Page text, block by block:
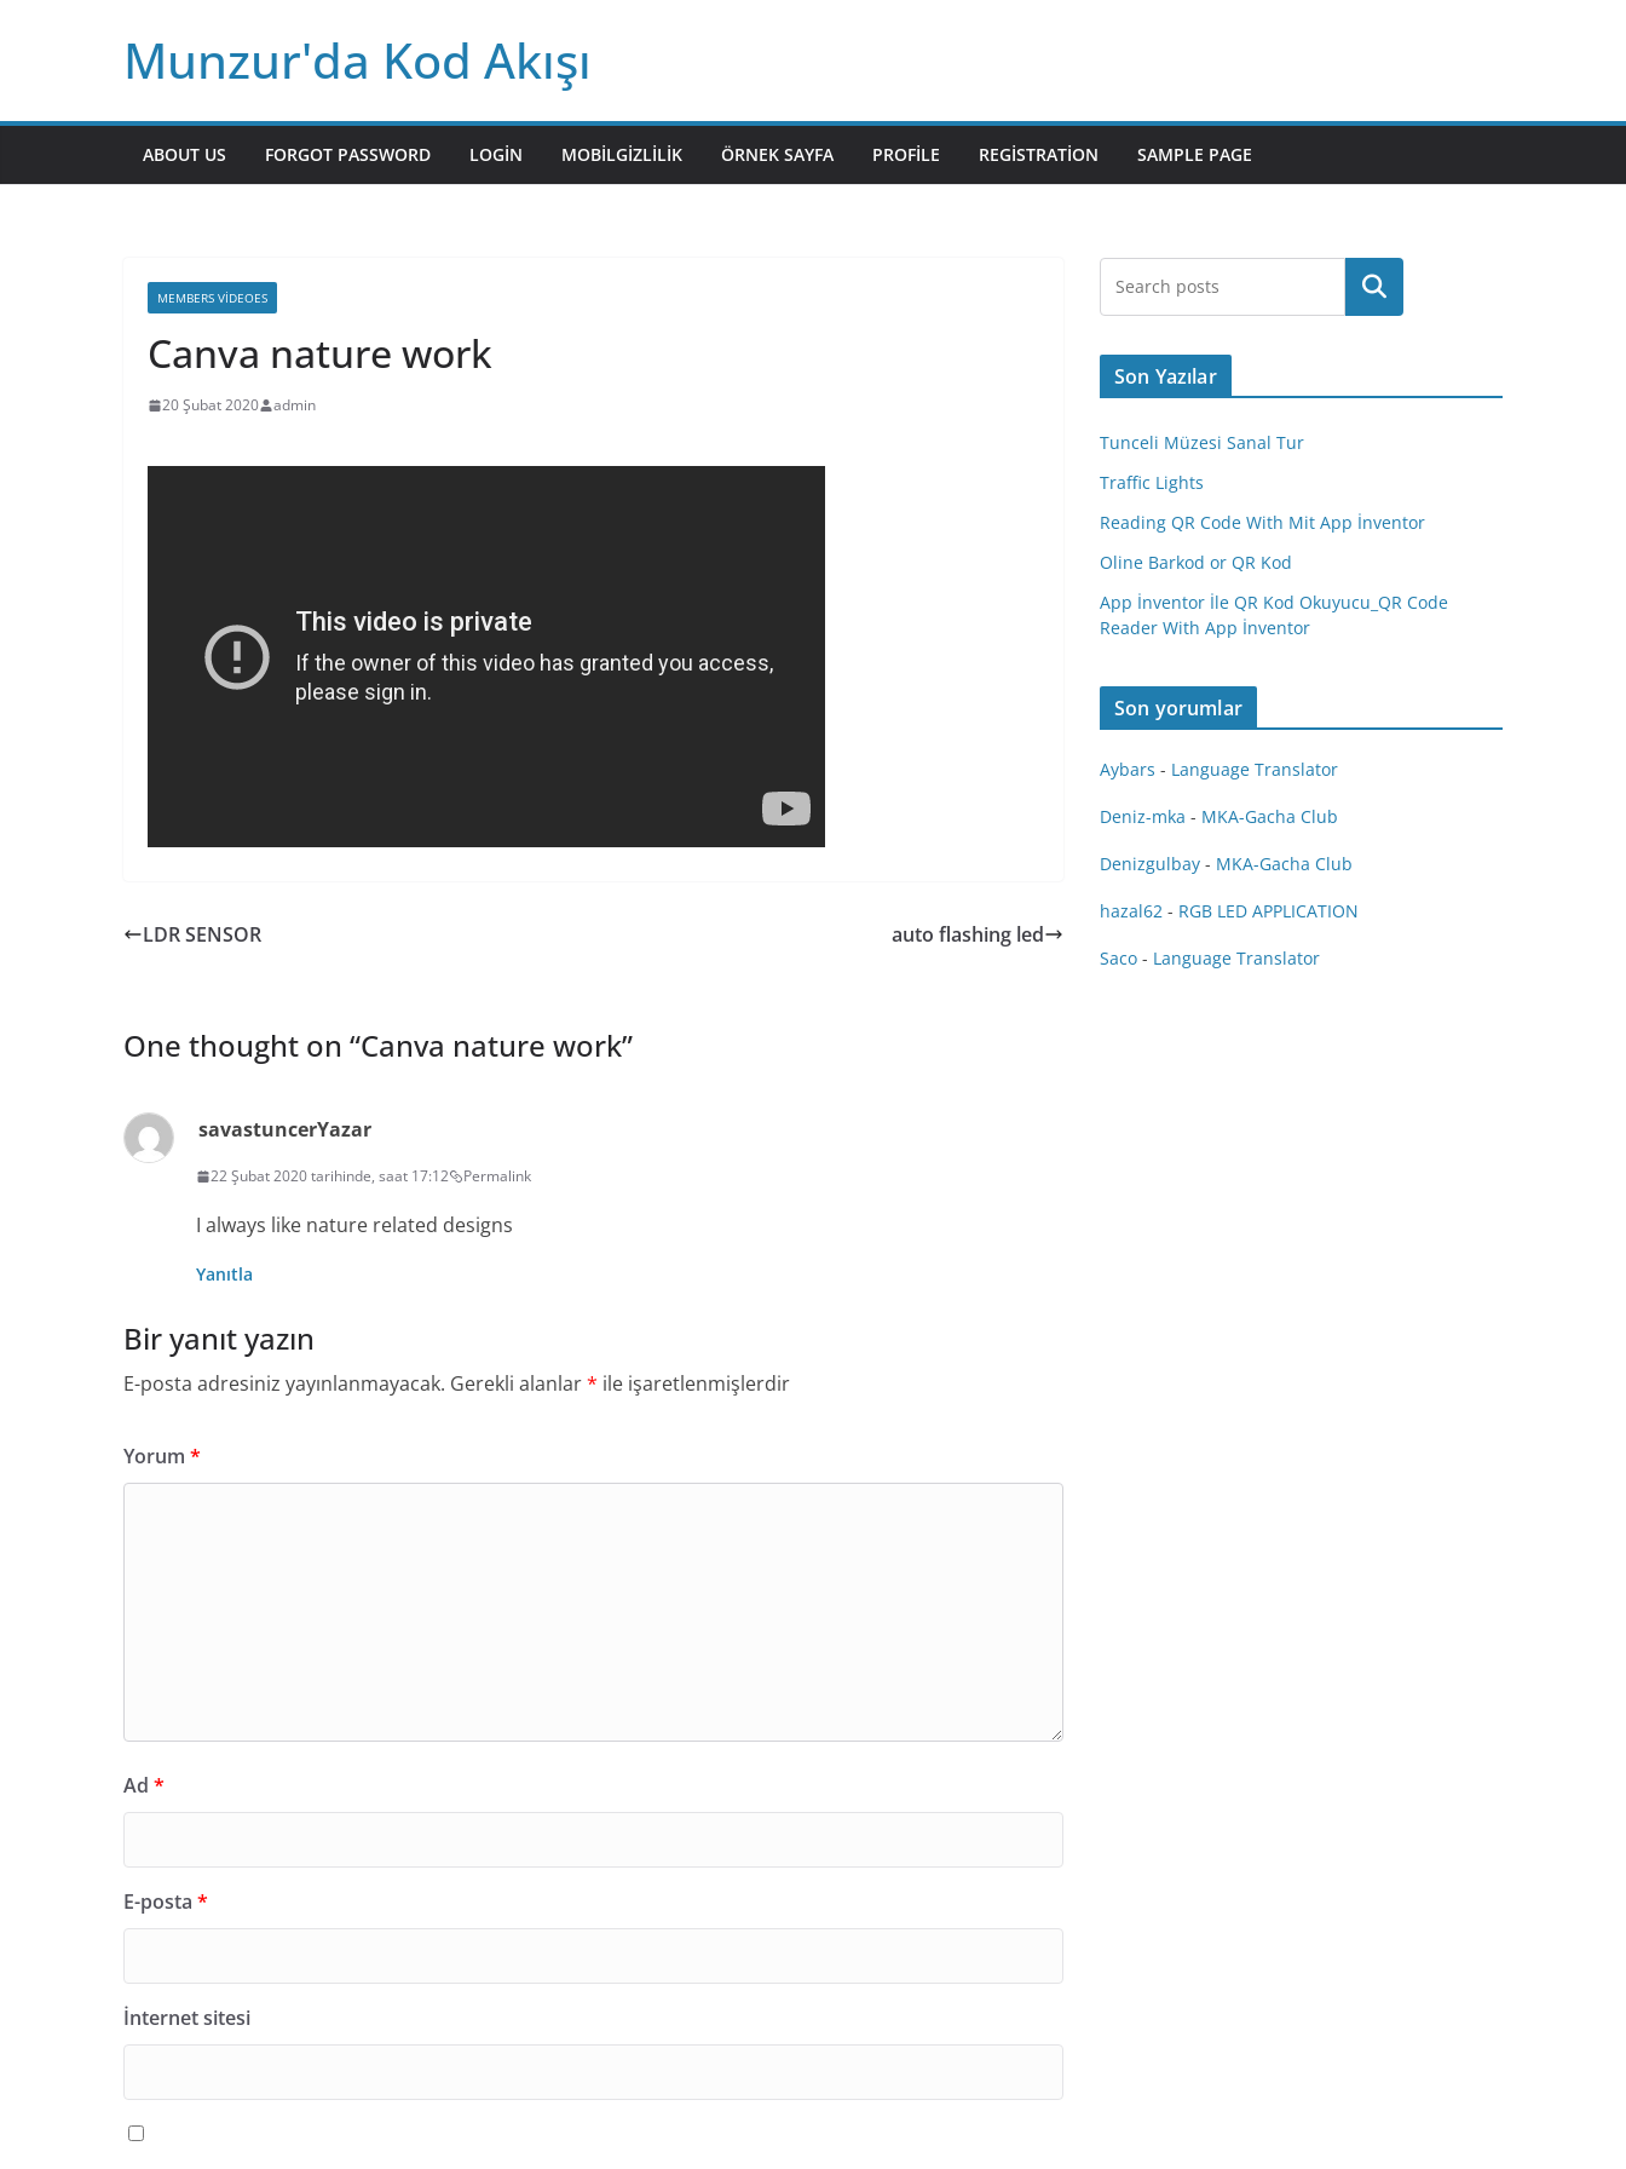
Munzur'da Kod Akışı
ABOUT US FORGOT PASSWORD LOGIN MOBILGIZLILIK ÖRNEK SAYFA PROFILE REGISTRATION SAMPLE PAGE
MEMBERS VIDEOES
Canva nature work
20 Şubat 2020 admin
LDR SENSOR auto flashing led
One thought on “Canva nature work”
savastuncerYazar
22 Şubat 2020 tarihinde, saat 17:12 Permalink
I always like nature related designs
Yanıtla
Bir yanıt yazın
E-posta adresiniz yayınlanmayacak. Gerekli alanlar* ile işaretlenmişlerdir
Yorum *
Ad *
E-posta *
İnternet sitesi
Ara
Son Yazılar
Tunceli Müzesi Sanal Tur
Traffic Lights
Reading QR Code With Mit App İnventor
Oline Barkod or QR Kod
App İnventor İle QR Kod Okuyucu_QR Code
Reader With App İnventor
Son yorumlar
Aybars - Language Translator
Deniz-mka - MKA-Gacha Club
Denizgulbay - MKA-Gacha Club
hazal62 - RGB LED APPLICATION
Saco - Language Translator